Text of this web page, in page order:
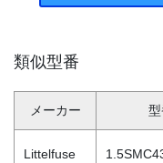
類似型番
メーカー
Littelfuse